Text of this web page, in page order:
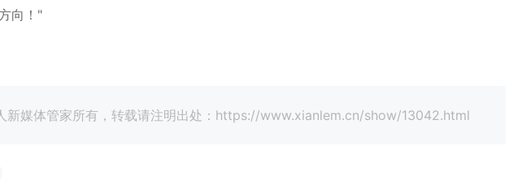
向！"
新媒体管家所有，转载请注明出处：https://www.xianlem.cn/show/13042.html